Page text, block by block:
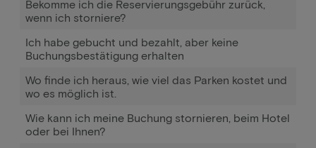
Bekomme ich die Reservierungsgebühr zurück,
wenn ich storniere?
Ich habe gebucht und bezahlt, aber keine
Buchungsbestätigung erhalten
Wo finde ich heraus, wie viel das Parken kostet und
wo es möglich ist.
Wie kann ich meine Buchung stornieren, beim Hotel
oder bei Ihnen?